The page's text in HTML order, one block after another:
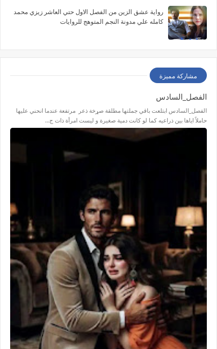
رواية عشق الزين من الفصل الاول حتي العاشر زيزي محمد
كامله علي مدونة النجم المتوهج للروايات
مشاركة مميزة
الفصل_السادس
الفصل_السادس ابتلعت باقي جملتها مطلقة صړخة ذعر مرتفعة عندما انحني عليها
حاملاً اياها بين ذراعيه كما لو كانت دمية صغيرة و ليست امرأة ذات ج…